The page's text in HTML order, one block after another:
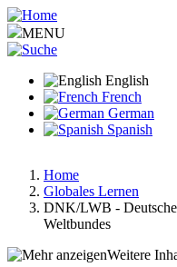
Skip
to
main
MENU
English
French
German
Spanish
Breadcrumb
Home
Globales Lernen
DNK/LWB -
Weltbundes
Weitere